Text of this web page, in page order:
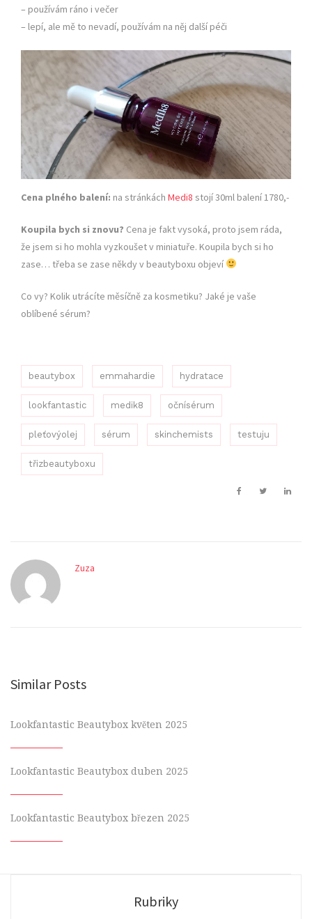
– používám ráno i večer
– lepí, ale mě to nevadí, používám na něj další péči
Cena plného balení: na stránkách Medi8 stojí 30ml balení 1780,-
Koupila bych si znovu? Cena je fakt vysoká, proto jsem ráda,
že jsem si ho mohla vyzkoušet v miniatuře. Koupila bych si ho
zase… třeba se zase někdy v beautyboxu objeví
Co vy? Kolik utrácíte měsíčně za kosmetiku? Jaké je vaše
oblíbené sérum?
beautybox emmahardie hydratace
lookfantastic medik8 očnísérum
pleťovýolej sérum skinchemists testuju
třizbeautyboxu
Zuza
Similar Posts
Lookfantastic Beautybox květen 2025
Lookfantastic Beautybox duben 2025
Lookfantastic Beautybox březen 2025
Rubriky